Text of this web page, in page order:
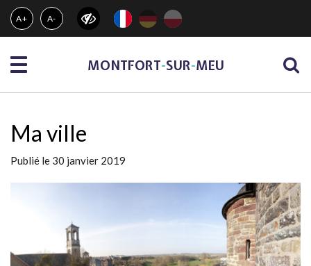
Gestion des traceurs
A+ A-
Menu MONTFORT-SUR-MEU
Ma ville
Publié le 30 janvier 2019